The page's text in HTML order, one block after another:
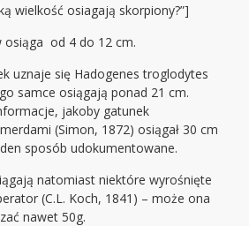
wielkość osiagają skorpiony?”]
osiąga od 4 do 12 cm.
uznaje się Hadogenes troglodytes
samce osiągają ponad 21 cm.
jakoby gatunek
(Simon, 1872) osiągał 30 cm
sposób udokumentowane.
natomiast niektóre wyrośnięte
(C.L. Koch, 1841) – może ona
nawet 50g.